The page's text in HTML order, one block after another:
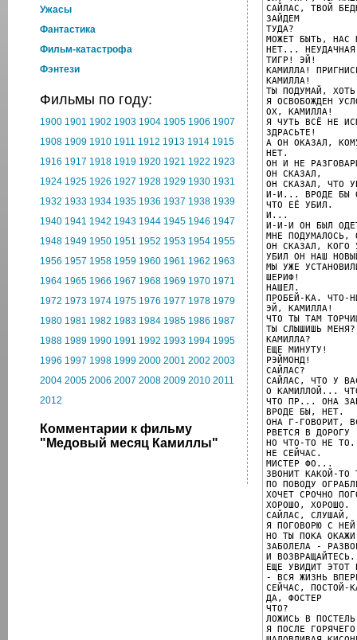
Ужасы
Фантастика
Фильм-катастрофа
Фэнтези
Фильмы по году:
1900 1901 1902 1903 1904 1905 1906 1907
1908 1909 1910 1911 1912 1913 1914 1915
1916 1917 1918 1919 1920 1921 1922 1923
1924 1925 1926 1927 1928 1929 1930 1931
1932 1933 1934 1935 1936 1937 1938 1939
1940 1941 1942 1943 1944 1945 1946 1947
1948 1949 1950 1951 1952 1953 1954 1955
1956 1957 1958 1959 1960 1961 1962 1963
1964 1965 1966 1967 1968 1969 1970 1971
1972 1973 1974 1975 1976 1977 1978 1979
1980 1981 1982 1983 1984 1985 1986 1987
1988 1989 1990 1991 1992 1993 1994 1995
1996 1997 1998 1999 2000 2001 2002 2003
2004 2005 2006 2007 2008 2009 2010 2011
2012
Комментарии к фильму
"Медовый месяц Камиллы"
САЙЛАС, ТВОЙ
ЗАЙДЕМ
ТУДА?
МОЖЕТ БЫТЬ, НАС
НЕТ...
ТИГР! ЭЙ!
КАМИЛЛА!
КАМИЛЛА!
ТЫ ПОДУМАЙ,
Я ОСВОБОЖДЕН
ОХ, КАМИЛЛА!
Я ЧУТЬ ВСЁ НЕ
ЗДРАСЬТЕ!
А ОН ОКАЗАЛ,
НЕТ.
ОН И НЕ
ОН СКАЗАЛ,
ОН СКАЗАЛ, ЧТО
И-И... ВРОДЕ БЫ
ЧТО ЕЁ УБИЛ.
И...
И-И-И ОН БЫЛ
МНЕ ПОДУМАЛОСЬ,
ОН СКАЗАЛ, КОГО
УБИЛ ОН НАШ
МЫ УЖЕ
ШЕРИФ!
НАШЕЛ.
ПРОБЕЙ-КА. ЧТО-
ЭЙ, КАМИЛЛА!
ЧТО ТЫ ТАМ
ТЫ СЛЫШИШЬ МЕНЯ?
КАМИЛЛА?
ЕЩЕ МИНУТУ!
РЭЙМОНД!
САЙЛАС?
САЙЛАС, ЧТО У
О КАМИЛЛОЙ...
ЧТО ПР... ОНА
ВРОДЕ БЫ, НЕТ.
ОНА Г-ГОВОРИТ,
РВЕТСЯ В ДОРОГУ
НО ЧТО-ТО НЕ ТО.
НЕ СЕЙЧАС.
МИСТЕР ФО...
ЗВОНИТ КАКОЙ-ТО
ПО ПОВОДУ
ХОЧЕТ СРОЧНО
ХОРОШО, ХОРОШО.
САЙЛАС, СЛУШАЙ,
Я ПОГОВОРЮ С
НО ТЫ ПОКА
ЗАБОЛЕЛА -
И ВОЗВРАЩАЙТЕСЬ.
ЕЩЕ УВИДИТ ЭТОТ
- ВСЯ ЖИЗНЬ
СЕЙЧАС, ПОСТОЙ-
ДА, ФОСТЕР
ЧТО?
ЛОЖИСЬ В
Я ПОСЛЕ